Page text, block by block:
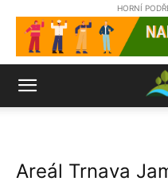
HORNÍ
Areál Trnava